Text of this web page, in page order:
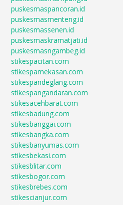
puskesmaspancoran.id
puskesmasmenteng.id
puskesmassenen.id
puskesmaskramatjati.id
puskesmasngambeg.id
stikespacitan.com
stikespamekasan.com
stikespandeglang.com
stikespangandaran.com
stikesacehbarat.com
stikesbadung.com
stikesbanggai.com
stikesbangka.com
stikesbanyumas.com
stikesbekasi.com
stikesblitar.com
stikesbogor.com
stikesbrebes.com
stikescianjur.com